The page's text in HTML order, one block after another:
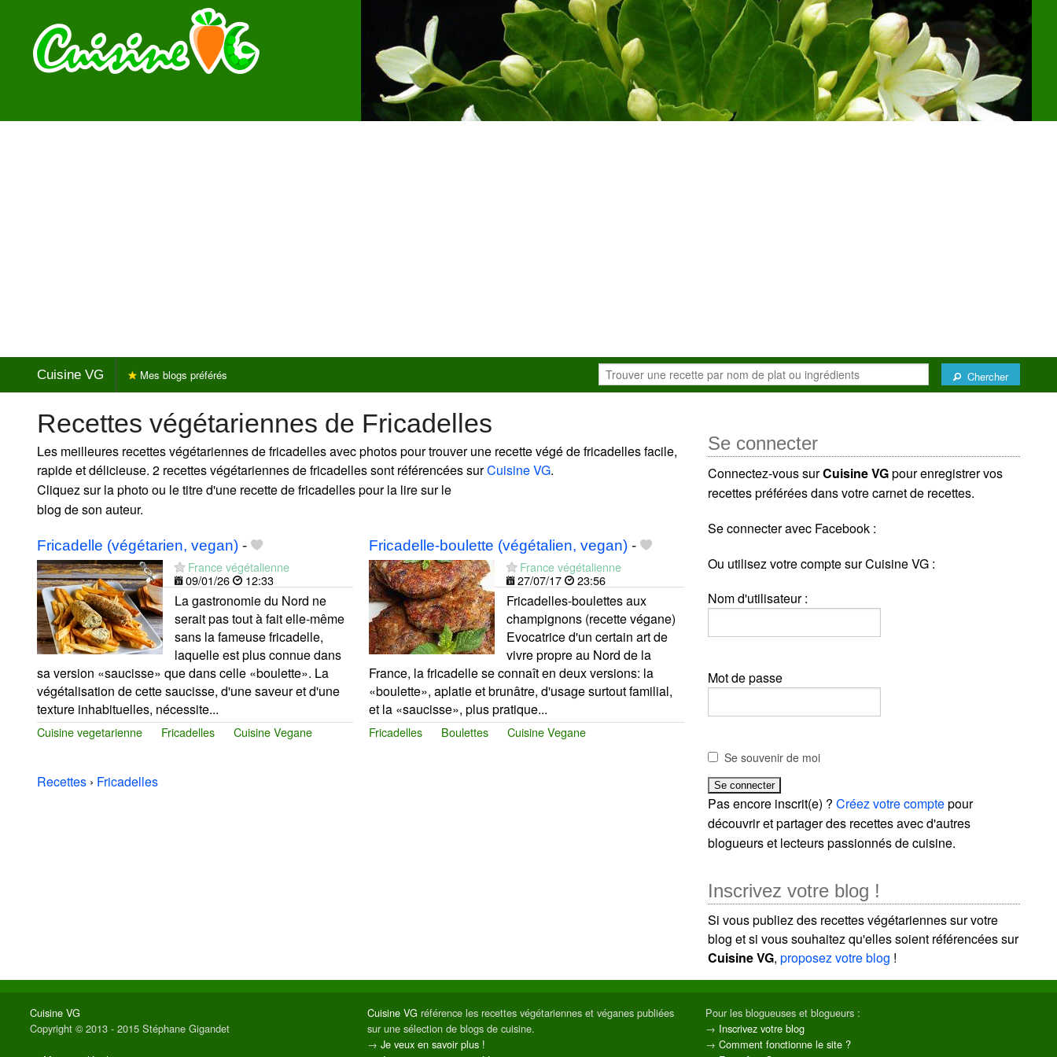
Cuisine VG Chercher
Mes blogs préférés
Recettes végétariennes de Fricadelles
Les meilleures recettes végétariennes de fricadelles avec photos pour trouver une recette végé de fricadelles facile,
rapide et délicieuse. 2 recettes végétariennes de fricadelles sont référencées surCuisine VG.
Cliquez sur la photo ou le titre d'une recette de fricadelles pour la lire sur le
blog de son auteur.
Fricadelle (végétarien, vegan) -
France végétalienne
09/01/26
12:33
La gastronomie du Nord ne
serait pas tout à fait elle-même
sans la fameuse fricadelle,
laquelle est plus connue dans
sa version «saucisse» que dans celle «boulette». La
végétalisation de cette saucisse, d'une saveur et d'une
texture inhabituelles, nécessite...
Cuisine vegetarienne Fricadelles Cuisine Vegane
Fricadelle-boulette (végétalien, vegan)-
France végétalienne
27/07/17
23:56
Fricadelles-boulettes aux
champignons (recette végane)
Evocatrice d'un certain art de
vivre propre au Nord de la
France, la fricadelle se connaît en deux versions: la
«boulette», aplatie et brunâtre, d'usage surtout familial,
et la «saucisse», plus pratique...
Fricadelles Boulettes Cuisine Vegane
Recettes › Fricadelles
Se connecter
Connectez-vous surCuisine VGpour enregistrer vos
recettes préférées dans votre carnet de recettes.
Se connecter avec Facebook :
Ou utilisez votre compte sur Cuisine VG :
Nom d'utilisateur :
Mot de passe
Se souvenir de moi
Pas encore inscrit(e) ?Créez votre comptepour
découvrir et partager des recettes avec d'autres
blogueurs et lecteurs passionnés de cuisine.
Inscrivez votre blog !
Si vous publiez des recettes végétariennes sur votre
blog et si vous souhaitez qu'elles soient référencées sur
Cuisine VG,proposez votre blog !
Cuisine VG
Copyright © 2013 - 2015 Stéphane Gigandet
Cuisine VG référence les recettes végétariennes et véganes publiées
sur une sélection de blogs de cuisine.
→Je veux en savoir plus !
Pour les blogueuses et blogueurs :
→ Inscrivez votre blog
→ Comment fonctionne le site ?